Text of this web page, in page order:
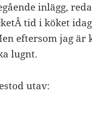
inlägg,
tid i köket
eftersom jag är
lugnt.
utav: